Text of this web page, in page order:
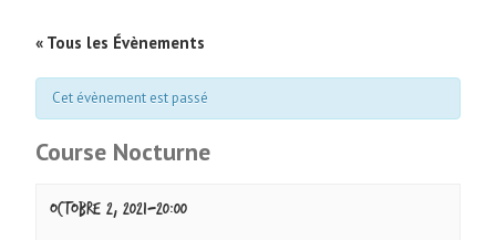
« Tous les Évènements
Cet évènement est passé
Course Nocturne
octobre 2, 2021-20:00